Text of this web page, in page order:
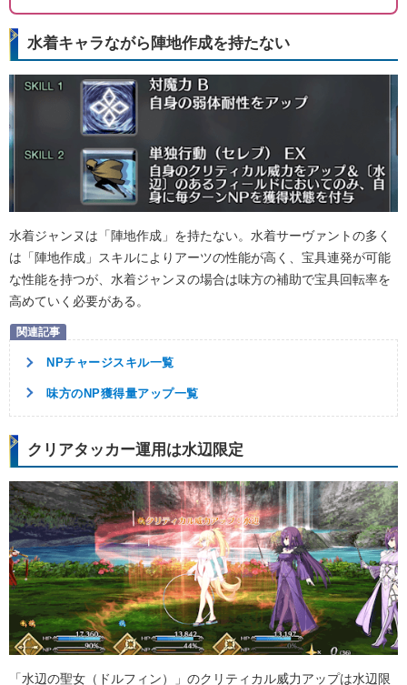
水着キャラながら陣地作成を持たない
水着ジャンヌは「陣地作成」を持たない。水着サーヴァントの多く
は「陣地作成」スキルによりアーツの性能が高く、宝具連発が可能
な性能を持つが、水着ジャンヌの場合は味方の補助で宝具回転率を
高めていく必要がある。
NPチャージスキル一覧
味方のNP獲得量アップ一覧
クリアタッカー運用は水辺限定
「水辺の聖女（ドルフィン）」のクリティカル威力アップは水辺限